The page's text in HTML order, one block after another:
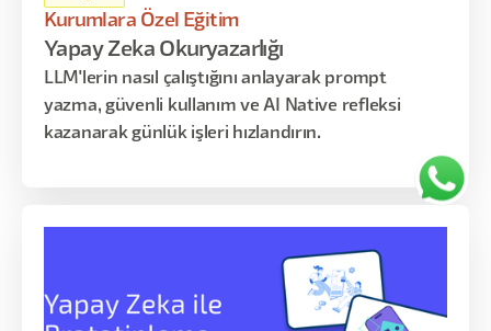
Kurumlara Özel Eğitim
Yapay Zeka Okuryazarlığı
LLM'lerin nasıl çalıştığını anlayarak prompt
yazma, güvenli kullanım ve AI Native refleksi
kazanarak günlük işleri hızlandırın.